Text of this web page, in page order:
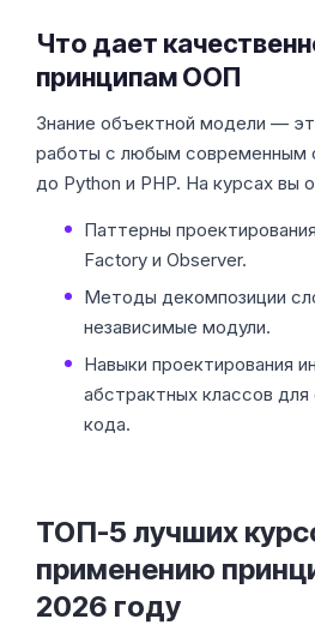
Что дает
принципам ООП
Знание объектной модели —
работы с любым современным
до Python и PHP. На курсах вы
Паттерны
Factory и Observer.
Методы декомпозиции
независимые модули.
Навыки проектирования
абстрактных классов
кода.
ТОП-5 лучших
применению
2026 году